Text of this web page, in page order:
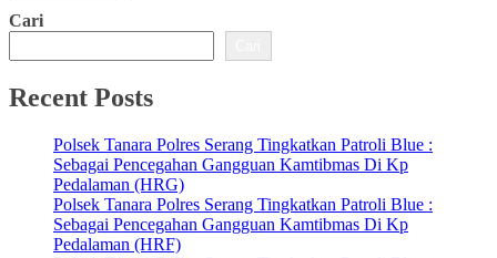
Cari
Recent Posts
Polsek Tanara Polres Serang Tingkatkan Patroli Blue :
Sebagai Pencegahan Gangguan Kamtibmas Di Kp
Pedalaman (HRG)
Polsek Tanara Polres Serang Tingkatkan Patroli Blue :
Sebagai Pencegahan Gangguan Kamtibmas Di Kp
Pedalaman (HRF)